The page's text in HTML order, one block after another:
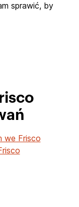
sprawić, by
we Frisco